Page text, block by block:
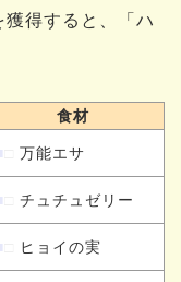
得すると、「ハ
食材
万能エサ
チュチュゼリー
ヒョイの実